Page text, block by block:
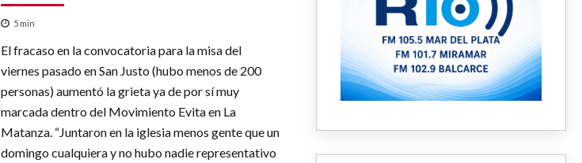
5 min
El fracaso en la convocatoria para la misa del
viernes pasado en San Justo (hubo menos de 200
personas) aumentó la grieta ya de por sí muy
marcada dentro del Movimiento Evita en La
Matanza. “Juntaron en la iglesia menos gente que un
domingo cualquiera y no hubo nadie representativo